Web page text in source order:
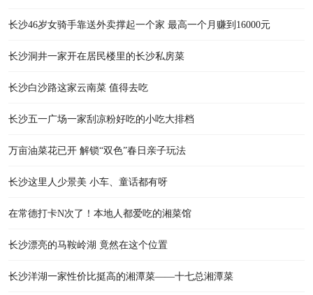
长沙46岁女骑手靠送外卖撑起一个家 最高一个月赚到16000元
长沙洞井一家开在居民楼里的长沙私房菜
长沙白沙路这家云南菜 值得去吃
长沙五一广场一家刮凉粉好吃的小吃大排档
万亩油菜花已开 解锁“双色”春日亲子玩法
长沙这里人少景美 小车、童话都有呀
在常德打卡N次了！本地人都爱吃的湘菜馆
长沙漂亮的马鞍岭湖 竟然在这个位置
长沙洋湖一家性价比挺高的湘潭菜——十七总湘潭菜